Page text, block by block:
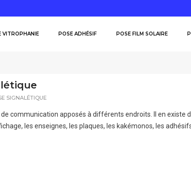
VITROPHANIE POSE ADHÉSIF POSE FILM SOLAIRE
SIGNALÉTIQUE
de communication apposés à différents endroits. Il en existe
les enseignes, les plaques, les kakémonos, les